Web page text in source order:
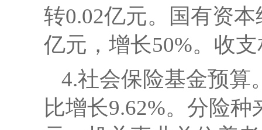
转0.02亿元。
国有资
亿元，增长50%。收
4.社会保险基金预算
比增长9.62%。分险种